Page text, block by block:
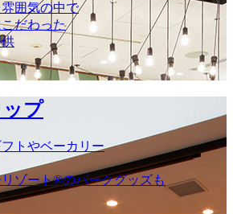
囲気の中で
だわった
プ
トやベーカリー
ゾート®のパークグッズも